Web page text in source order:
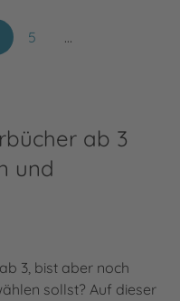
5 …
ab 3
und
3, bist aber noch
sollst? Auf dieser